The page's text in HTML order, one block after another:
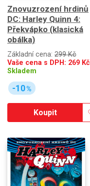
Znovuzrození hrdinů
DC: Harley Quinn 4:
Překvápko (klasická
obálka)
Základní cena: 299 Kč
Vaše cena s DPH: 269 Kč
Skladem
-10%
Koupit